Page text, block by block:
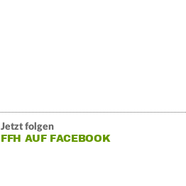
Jetzt folgen
FFH AUF FACEBOOK